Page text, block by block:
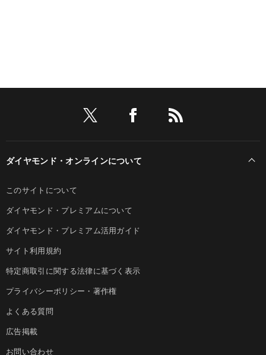
ダイヤモンド・オンラインについて
このサイトについて
ダイヤモンド・プレミアムについて
ダイヤモンド・プレミアム活用ガイド
サイト利用規約
特定商取引に関する法律に基づく表示
プライバシーポリシー・著作権
よくある質問
広告掲載
お問い合わせ